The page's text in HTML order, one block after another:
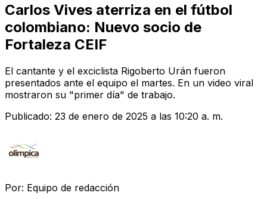
Carlos Vives aterriza en el fútbol
colombiano: Nuevo socio de
Fortaleza CEIF
El cantante y el exciclista Rigoberto Urán fueron
presentados ante el equipo el martes. En un video viral
mostraron su "primer día" de trabajo.
Publicado: 23 de enero de 2025 a las 10:20 a. m.
Por: Equipo de redacción